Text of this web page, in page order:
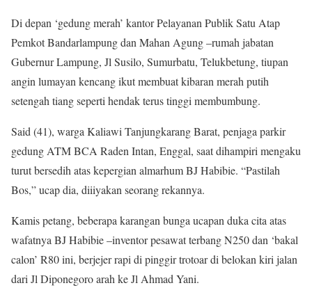
Di depan ‘gedung merah’ kantor Pelayanan Publik Satu Atap
Pemkot Bandarlampung dan Mahan Agung –rumah jabatan
Gubernur Lampung, Jl Susilo, Sumurbatu, Telukbetung, tiupan
angin lumayan kencang ikut membuat kibaran merah putih
setengah tiang seperti hendak terus tinggi membumbung.
Said (41), warga Kaliawi Tanjungkarang Barat, penjaga parkir
gedung ATM BCA Raden Intan, Enggal, saat dihampiri mengaku
turut bersedih atas kepergian almarhum BJ Habibie. “Pastilah
Bos,” ucap dia, diiiyakan seorang rekannya.
Kamis petang, beberapa karangan bunga ucapan duka cita atas
wafatnya BJ Habibie –inventor pesawat terbang N250 dan ‘bakal
calon’ R80 ini, berjejer rapi di pinggir trotoar di belokan kiri jalan
dari Jl Diponegoro arah ke Jl Ahmad Yani.